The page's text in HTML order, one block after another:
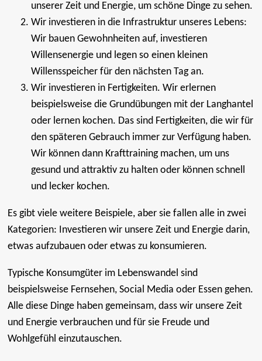
unserer Zeit und Energie, um schöne Dinge zu sehen.
Wir investieren in die Infrastruktur unseres Lebens:
Wir bauen Gewohnheiten auf, investieren
Willensenergie und legen so einen kleinen
Willensspeicher für den nächsten Tag an.
Wir investieren in Fertigkeiten. Wir erlernen
beispielsweise die Grundübungen mit der Langhantel
oder lernen kochen. Das sind Fertigkeiten, die wir für
den späteren Gebrauch immer zur Verfügung haben.
Wir können dann Krafttraining machen, um uns
gesund und attraktiv zu halten oder können schnell
und lecker kochen.
Es gibt viele weitere Beispiele, aber sie fallen alle in zwei
Kategorien: Investieren wir unsere Zeit und Energie darin,
etwas aufzubauen oder etwas zu konsumieren.
Typische Konsumgüter im Lebenswandel sind
beispielsweise Fernsehen, Social Media oder Essen gehen.
Alle diese Dinge haben gemeinsam, dass wir unsere Zeit
und Energie verbrauchen und für sie Freude und
Wohlgefühl einzutauschen.